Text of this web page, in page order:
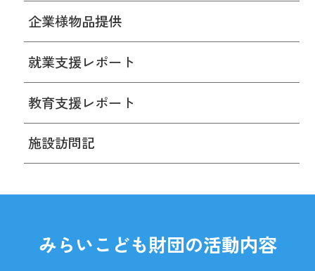
企業様物品提供
就業支援レポート
教育支援レポート
施設訪問記
みらいこども財団の活動内容